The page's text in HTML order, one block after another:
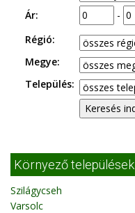
Ár:
-
Régió:
Megye:
Település:
Környező települések
Szilágycseh
Varsolc